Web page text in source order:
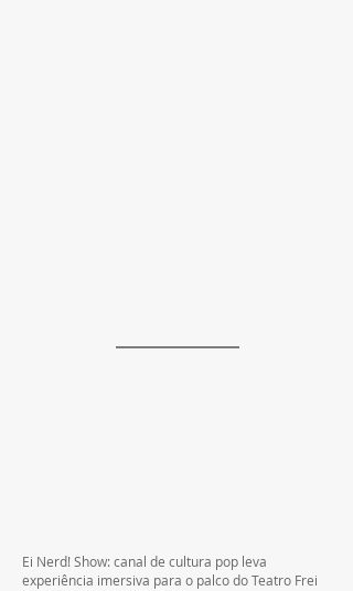
Ei Nerd! Show: canal de cultura pop leva
experiência imersiva para o palco do Teatro Frei